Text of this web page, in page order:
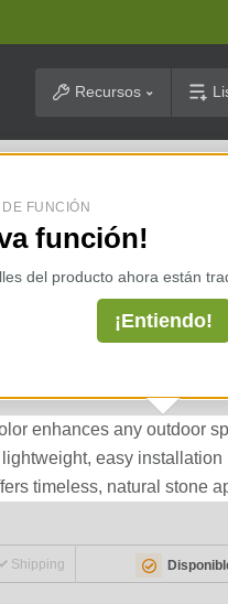
SearchRecursos
arancelarias ⇢
Hyde Park
enhances any outdoor
easy installation
timeless, natural stone
Shipping
FUNCIÓN
función!
del producto ahora están
¡Entiendo!